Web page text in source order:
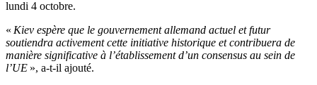
lundi 4 octobre.
« Kiev espère que le gouvernement allemand actuel et futur
soutiendra activement cette initiative historique et contribuera de
manière significative à l’établissement d’un consensus au sein de
l’UE », a-t-il ajouté.